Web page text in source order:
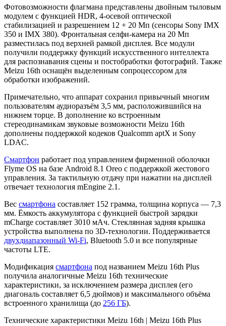
Фотовозможности флагмана представлены двойным тыловым
модулем с функцией HDR, 4-осевой оптической
стабилизацией и разрешением 12 + 20 Мп (сенсоры Sony IMX
350 и IMX 380). Фронтальная селфи-камера на 20 Мп
разместилась под верхней рамкой дисплея. Все модули
получили поддержку функций искусственного интеллекта
для распознавания сцены и постобработки фотографий. Также
Meizu 16th оснащён выделенным сопроцессором для
обработки изображений.
Примечательно, что аппарат сохранил привычный многим
пользователям аудиоразъём 3,5 мм, расположившийся на
нижнем торце. В дополнение ко встроенным
стереодинамикам звуковые возможности Meizu 16th
дополнены поддержкой кодеков Qualcomm aptX и Sony
LDAC.
Смартфон работает под управлением фирменной оболочки
Flyme OS на базе Android 8.1 Oreo с поддержкой жестового
управления. За тактильную отдачу при нажатии на дисплей
отвечает технология mEngine 2.1.
Вес смартфона составляет 152 грамма, толщина корпуса — 7,3
мм. Ёмкость аккумулятора с функцией быстрой зарядки
mCharge составляет 3010 мАч. Стеклянная задняя крышка
устройства выполнена по 3D-технологии. Поддерживается
двухдиапазонный Wi-Fi, Bluetooth 5.0 и все популярные
частоты LTE.
Модификация смартфона под названием Meizu 16th Plus
получила аналогичные Meizu 16th технические
характеристики, за исключением размера дисплея (его
диагональ составляет 6,5 дюймов) и максимального объёма
встроенного хранилища (до 256 ГБ).
Технические характеристики Meizu 16th | Meizu 16th Plus